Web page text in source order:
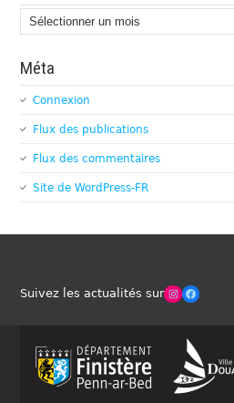
Archives
Méta
Connexion
Flux des publications
Flux des commentaires
Site de WordPress-FR
Suivez les actualités surWinches Club OfficielFacebook